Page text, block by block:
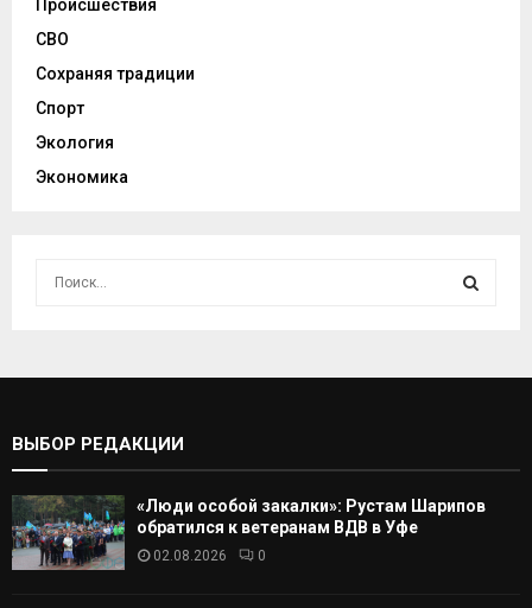
Происшествия
СВО
Сохраняя традиции
Спорт
Экология
Экономика
С
А
ВЫБОР РЕДАКЦИИ
«Люди особой закалки»: Рустам Шарипов
обратился к ветеранам ВДВ в Уфе
02.08.2026 0